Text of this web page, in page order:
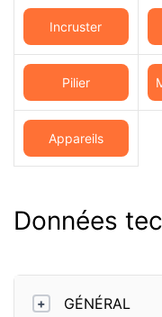
Incruster
Pilier
Appareils
Données
+ GÉNÉRAL